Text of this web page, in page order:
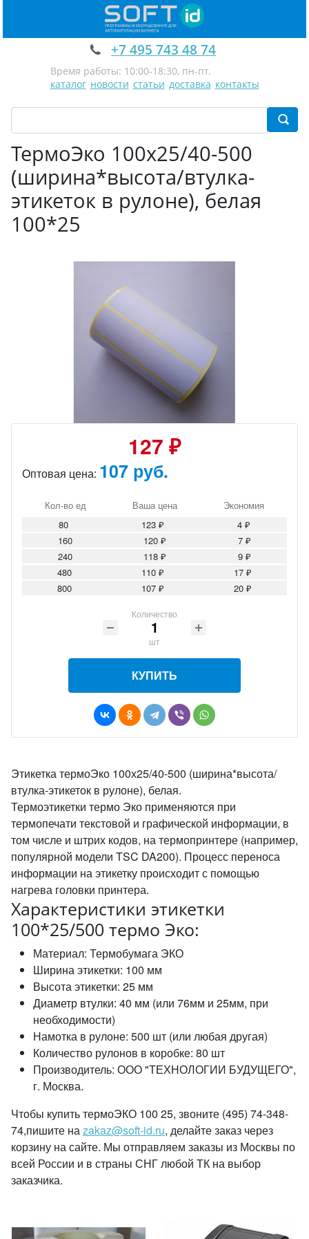
+7 495 743 48 74
Время работы: 10:00-18:30, пн-пт.
каталог новости статьи доставка контакты
ТермоЭко 100х25/40-500
(ширина*высота/втулка-
этикеток в рулоне), белая
100*25
127 ₽
Оптовая цена: 107 руб.
Кол-во ед Ваша цена
Экономия
80
123 ₽
4 ₽
160
120 ₽
7 ₽
240
118 ₽
9 ₽
480
110 ₽
17 ₽
800
107 ₽ 20 ₽
Количество
шт
КУПИТЬ
Этикетка термоЭко 100х25/40-500 (ширина*высота/
втулка-этикеток в рулоне), белая.
Термоэтикетки термо Эко применяются при
термопечати текстовой и графической информации, в
том числе и штрих кодов, на термопринтере (например,
популярной модели TSC DA200). Процесс переноса
информации на этикетку происходит с помощью
нагрева головки принтера.
Характеристики этикетки
100*25/500 термо Эко:
Материал: Термобумага ЭКО
Ширина этикетки: 100 мм
Высота этикетки: 25 мм
Диаметр втулки: 40 мм (или 76мм и 25мм, при
необходимости)
Намотка в рулоне: 500 шт (или любая другая)
Количество рулонов в коробке: 80 шт
Производитель: ООО "ТЕХНОЛОГИИ БУДУЩЕГО",
г. Москва.
Чтобы купить термоЭКО 100 25, звоните (495) 74-348-
74,пишите наzakaz@soft-id.ru, делайте заказ через
корзину на сайте. Мы отправляем заказы из Москвы по
всей России и в страны СНГ любой ТК на выбор
заказчика.